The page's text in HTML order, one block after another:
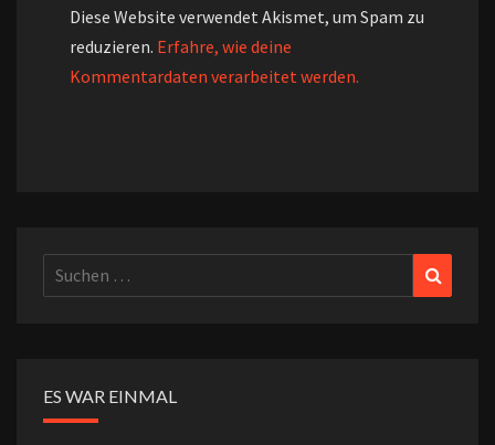
Diese Website verwendet Akismet, um Spam zu
reduzieren. Erfahre, wie deine
Kommentardaten verarbeitet werden.
Suchen
nach:
ES WAR EINMAL